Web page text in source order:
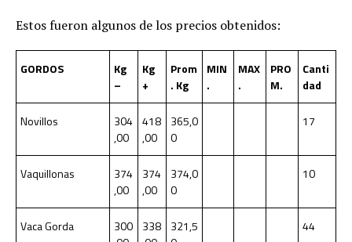
Estos fueron algunos de los precios obtenidos:
GORDOS
Kg
–
Kg
+
Prom
. Kg
MIN
.
MAX
.
PRO
M.
Canti
dad
Novillos
304
,00
418
,00
365,0
0
17
Vaquillonas
374
,00
374
,00
374,0
0
10
Vaca Gorda
300
338
321,5
44